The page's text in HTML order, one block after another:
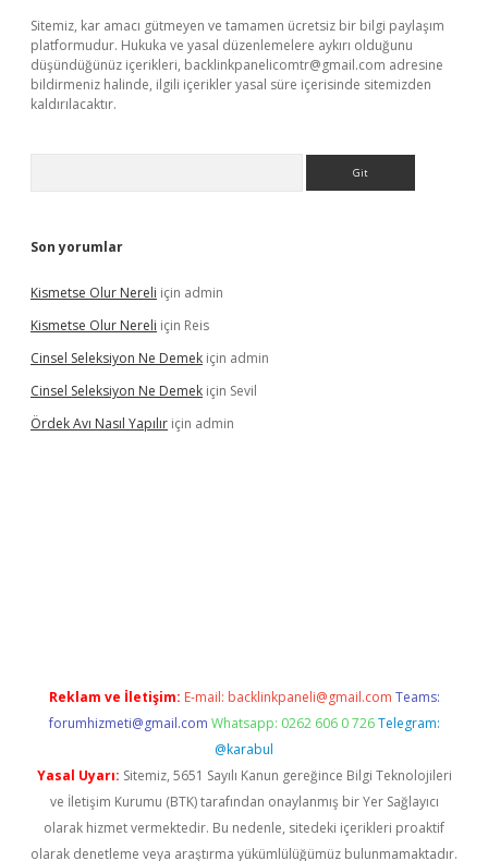
Sitemiz, kar amacı gütmeyen ve tamamen ücretsiz bir bilgi paylaşım
platformudur. Hukuka ve yasal düzenlemelere aykırı olduğunu
düşündüğünüz içerikleri, backlinkpanelicomtr@gmail.com adresine
bildirmeniz halinde, ilgili içerikler yasal süre içerisinde sitemizden
kaldırılacaktır.
Son yorumlar
Kismetse Olur Nereli için admin
Kismetse Olur Nereli için Reis
Cinsel Seleksiyon Ne Demek için admin
Cinsel Seleksiyon Ne Demek için Sevil
Ördek Avı Nasıl Yapılır için admin
Reklam ve İletişim: E-mail: backlinkpaneli@gmail.com Teams:
forumhizmeti@gmail.com Whatsapp: 0262 606 0 726 Telegram:
@karabul
Yasal Uyarı: Sitemiz, 5651 Sayılı Kanun gereğince Bilgi Teknolojileri
ve İletişim Kurumu (BTK) tarafından onaylanmış bir Yer Sağlayıcı
olarak hizmet vermektedir. Bu nedenle, sitedeki içerikleri proaktif
olarak denetleme veya araştırma yükümlülüğümüz bulunmamaktadır.